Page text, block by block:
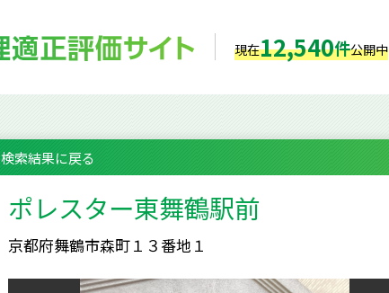
現在12,540件公開中
検索結果に戻る
ポレスター東舞鶴駅前
京都府舞鶴市森町１３番地１